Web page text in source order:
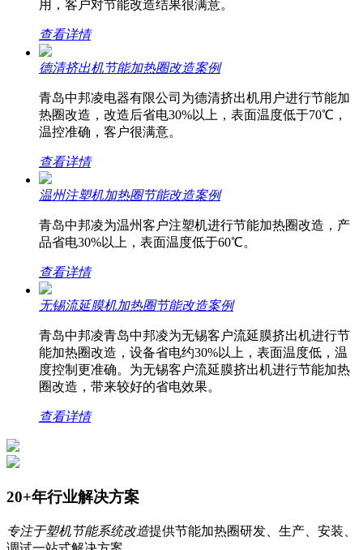
用，客户对节能改造结果很满意。
查看详情
德清挤出机节能加热圈改造案例
青岛中邦凌电器有限公司为德清挤出机用户进行节能加
热圈改造，改造后省电30%以上，表面温度低于70℃，
温控准确，客户很满意。
查看详情
温州注塑机加热圈节能改造案例
青岛中邦凌为温州客户注塑机进行节能加热圈改造，产
品省电30%以上，表面温度低于60℃。
查看详情
无锡流延膜机加热圈节能改造案例
青岛中邦凌青岛中邦凌为无锡客户流延膜挤出机进行节
能加热圈改造，设备省电约30%以上，表面温度低，温
度控制更准确。为无锡客户流延膜挤出机进行节能加热
圈改造，带来较好的省电效果。
查看详情
20+年行业解决方案
专注于塑机节能系统改造提供节能加热圈研发、生产、安装、